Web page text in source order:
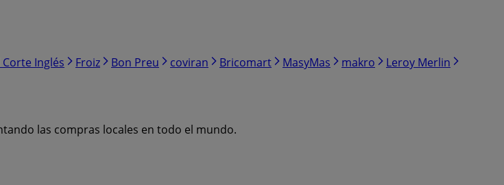
Corte Inglés Froiz Bon Preu coviran Bricomart MasyMas makro
Leroy Merlin
las compras locales en todo el mundo.